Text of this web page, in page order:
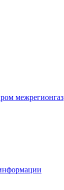
межрегионгаз